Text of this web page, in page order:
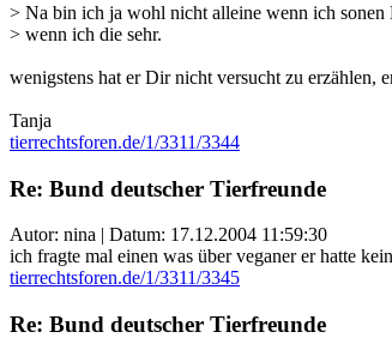
> Na bin ich ja wohl nicht alleine wenn ich sonen
> wenn ich die sehr.
wenigstens hat er Dir nicht versucht zu erzählen,
Tanja
tierrechtsforen.de/1/3311/3344
Re: Bund deutscher Tierfreunde
Autor: nina | Datum: 17.12.2004 11:59:30
ich fragte mal einen was über veganer er hatte
tierrechtsforen.de/1/3311/3345
Re: Bund deutscher Tierfreunde